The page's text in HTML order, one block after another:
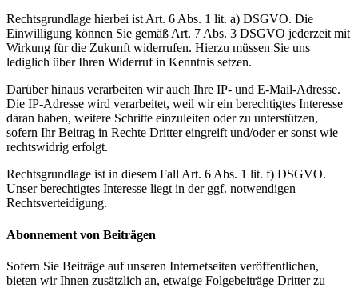
Rechtsgrundlage hierbei ist Art. 6 Abs. 1 lit. a) DSGVO. Die
Einwilligung können Sie gemäß Art. 7 Abs. 3 DSGVO jederzeit mit
Wirkung für die Zukunft widerrufen. Hierzu müssen Sie uns
lediglich über Ihren Widerruf in Kenntnis setzen.
Darüber hinaus verarbeiten wir auch Ihre IP- und E-Mail-Adresse.
Die IP-Adresse wird verarbeitet, weil wir ein berechtigtes Interesse
daran haben, weitere Schritte einzuleiten oder zu unterstützen,
sofern Ihr Beitrag in Rechte Dritter eingreift und/oder er sonst wie
rechtswidrig erfolgt.
Rechtsgrundlage ist in diesem Fall Art. 6 Abs. 1 lit. f) DSGVO.
Unser berechtigtes Interesse liegt in der ggf. notwendigen
Rechtsverteidigung.
Abonnement von Beiträgen
Sofern Sie Beiträge auf unseren Internetseiten veröffentlichen,
bieten wir Ihnen zusätzlich an, etwaige Folgebeiträge Dritter zu